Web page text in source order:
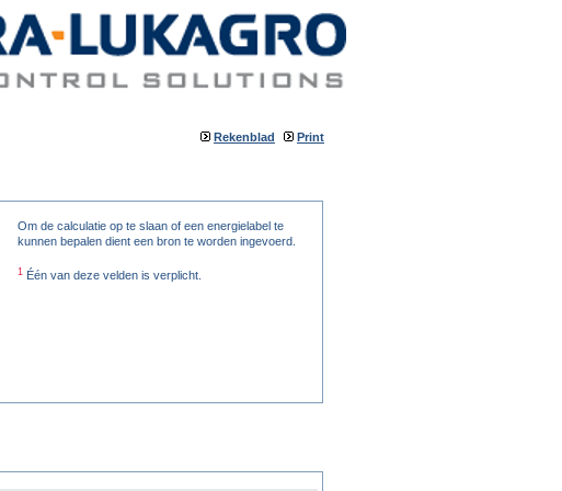
Rekenblad Print
Om de calculatie op te slaan of een energielabel te
kunnen bepalen dient een bron te worden ingevoerd.
1Één van deze velden is verplicht.